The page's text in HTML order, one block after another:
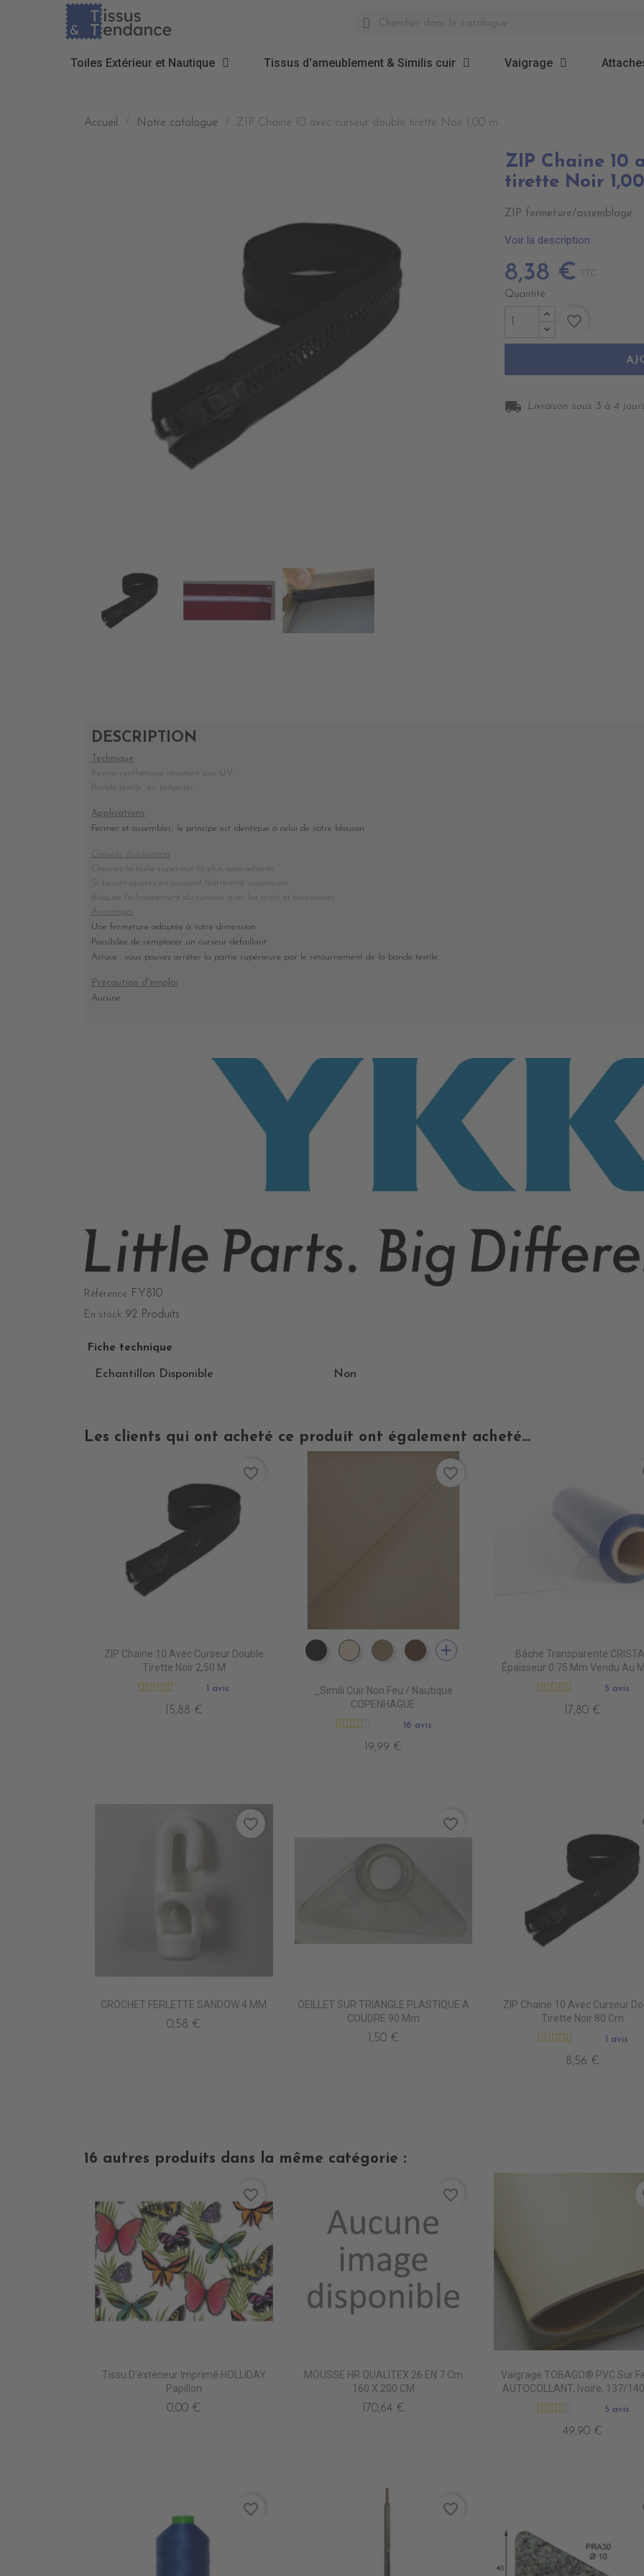
Toiles Extérieur et Nautique Tissus d'ameublement & Similis cuir Vaigrage
Accueil Notre catalogue ZIP Chaine 10 avec curseur double tirette Noir 1,00 m
ZIP Chaine 10
tirette Noir
ZIP fermeture/assemblage.
Voir la description
8,38 € TTC
Quantité
favorite_border
local_shipping Livraison sous 3 à 4
DESCRIPTION
Technique
Resine synthétique résistant aux U.V.
Bande textile en polyester
Applications
Fermer et assembler, le principe est identique à celui de votre blouson
Conseils d'utilisation
Choisiez la taille superieur la plus approchante
Si besoin ajustez en coupant l'extremité superieure
Bloquez l'échappement du curseur avec les arret et accessoires
Avantages
Une fermeture adaptée à votre dimension
Possibilée de remplacer un curseur défaillant
Astuce : vous pouvez arréter la partie supérieure par le retournement de la bande textile.
Précaution d'emploi
Aucune
Référence FY810
En stock 92 Produits
Fiche technique
Echantillon Disponible Non
Les clients qui ont acheté ce produit ont également acheté...
ZIP Chaine 10 Avec Curseur Double
Tirette Noir 2,50 M
1 avis
15,88 €
favorite_border
EN7005 VERT ANGLAIS
EN7001 CREME
EN7002 BEIGEEN7003 BRUN
add
_Simili Cuir Non Feu / Nautique
COPENHAGUE
16 avis
19,99 €
favorite_border
Bâche Transparente CRISTAL
Épaisseur 0.75 Mm Vendu Au
5 avis
17,80 €
CROCHET FERLETTE SANDOW 4 MM
0,58 €
favorite_border
OEILLET SUR TRIANGLE PLASTIQUE A
COUDRE 90 Mm
1,50 €
favorite_border
ZIP Chaine 10 Avec Curseur
Tirette Noir 80 Cm
1 avis
8,56 €
16 autres produits dans la même catégorie :
Tissu D'extérieur Imprimé HOLLIDAY
Papillon
0,00 €
favorite_border
MOUSSE HR QUALITEX 26 EN 7 Cm
160 X 200 CM
170,64 €
favorite_border
Vaigrage TOBAGO® PVC Sur
AUTOCOLLANT, Ivoire, 137/
5 avis
49,90 €
favorite_border favorite_border